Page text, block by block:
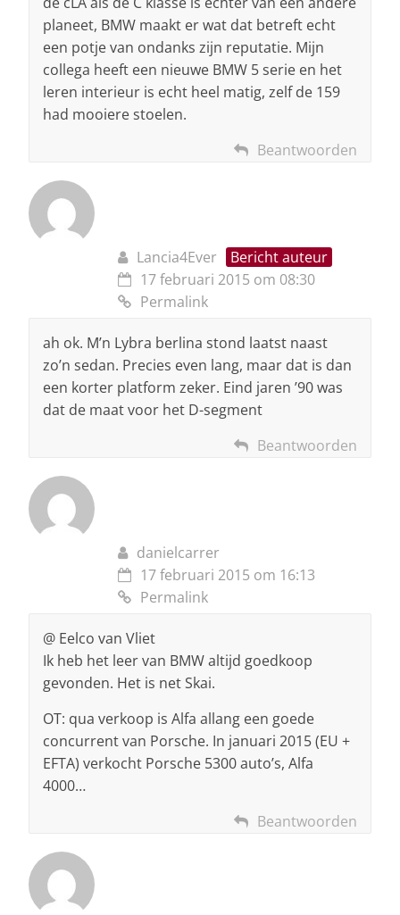
planeet, BMW maakt er wat dat betreft echt
een potje van ondanks zijn reputatie. Mijn
collega heeft een nieuwe BMW 5 serie en het
leren interieur is echt heel matig, zelf de 159
had mooiere stoelen.
Beantwoorden
Lancia4Ever
Bericht auteur
17 februari 2015 om 08:30
Permalink
ah ok. M’n Lybra berlina stond laatst naast
zo’n sedan. Precies even lang, maar dat is dan
een korter platform zeker. Eind jaren ’90 was
dat de maat voor het D-segment
Beantwoorden
danielcarrer
17 februari 2015 om 16:13
Permalink
@ Eelco van Vliet
Ik heb het leer van BMW altijd goedkoop
gevonden. Het is net Skai.
OT: qua verkoop is Alfa allang een goede
concurrent van Porsche. In januari 2015 (EU +
EFTA) verkocht Porsche 5300 auto’s, Alfa
4000…
Beantwoorden